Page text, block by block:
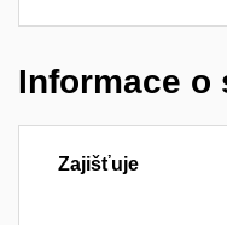
Informace o
Zajišťuje